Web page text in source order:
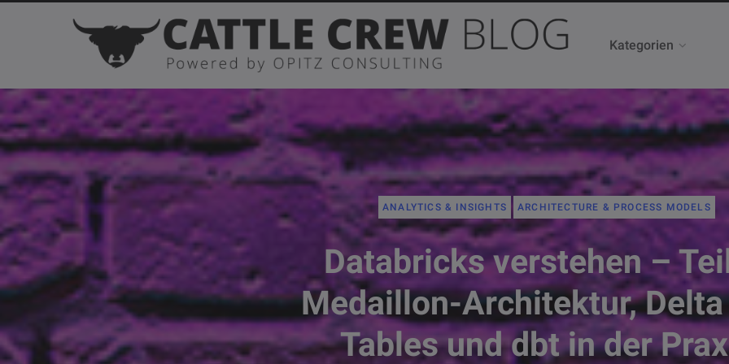
Kategorien
ANALYTICS & INSIGHTS ARCHITECTURE & PROCESS MODELS
Databricks verstehen –
Medaillon-Architektur,
Tables und dbt in der